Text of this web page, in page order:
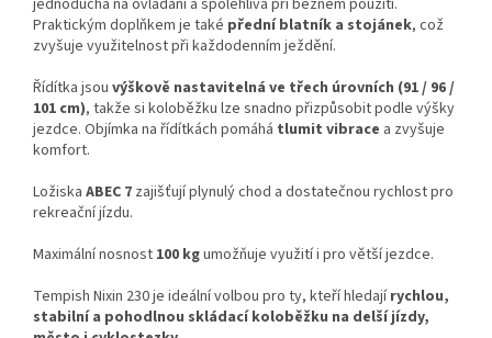
Praktickým doplňkem je také přední blatník a stojánek, což
zvyšuje využitelnost při každodenním ježdění.
Řídítka jsou výškově nastavitelná ve třech úrovních (91 / 96 /
101 cm), takže si koloběžku lze snadno přizpůsobit podle výšky
jezdce. Objímka na řídítkách pomáhá tlumit vibrace a zvyšuje
komfort.
Ložiska ABEC 7 zajišťují plynulý chod a dostatečnou rychlost pro
rekreační jízdu.
Maximální nosnost 100 kgumožňuje využití i pro větší jezdce.
Tempish Nixin 230 je ideální volbou pro ty, kteří hledajírychlou,
stabilní a pohodlnou skládací koloběžku na delší jízdy,